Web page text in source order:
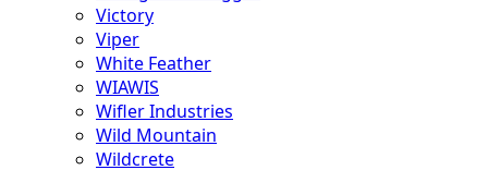
Victory
Viper
White Feather
WIAWIS
Wifler Industries
Wild Mountain
Wildcrete